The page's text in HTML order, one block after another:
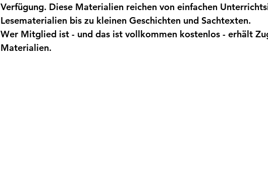
Verfügung. Diese Materialien reichen von einfachen
Lesematerialien bis zu kleinen Geschichten und Sachtexten.
Wer Mitglied ist - und das ist vollkommen kostenlos - erhält
Materialien.